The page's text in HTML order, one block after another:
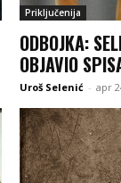
Priključenija
ODBOJKA:
OBJAVIO
Uroš Selenić - apr